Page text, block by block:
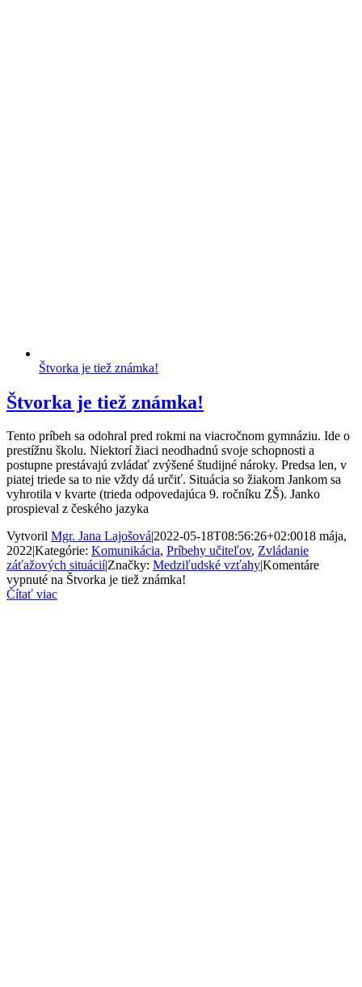
Štvorka je tiež známka!
Štvorka je tiež známka!
Tento príbeh sa odohral pred rokmi na viacročnom gymnáziu. Ide o
prestížnu školu. Niektorí žiaci neodhadnú svoje schopnosti a
postupne prestávajú zvládať zvýšené študijné nároky. Predsa len, v
piatej triede sa to nie vždy dá určiť. Situácia so žiakom Jankom sa
vyhrotila v kvarte (trieda odpovedajúca 9. ročníku ZŠ). Janko
prospieval z českého jazyka
Vytvoril Mgr. Jana Lajošová|2022-05-18T08:56:26+02:0018 mája,
2022|Kategórie: Komunikácia, Príbehy učiteľov, Zvládanie
záťažových situácií|Značky: Medziľudské vzťahy|Komentáre
vypnuté na Štvorka je tiež známka!
Čítať viac